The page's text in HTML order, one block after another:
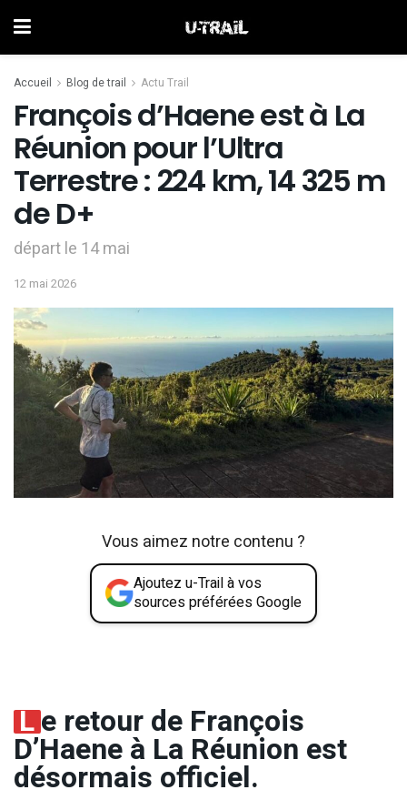
Accueil Blog de trail Actu Trail
François d’Haene est à La
Réunion pour l’Ultra
Terrestre : 224 km, 14 325 m
de D+
départ le 14 mai
12 mai 2026
Vous aimez notre contenu ?
Ajoutez u-Trail à vos
sources préférées Google
Le retour de François
D’Haene à La Réunion est
désormais officiel.